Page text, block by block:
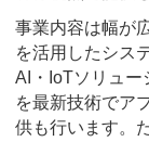
事業内容は幅が
を活用したシス
AI・IoTソリュー
を最新技術でア
供も行います。